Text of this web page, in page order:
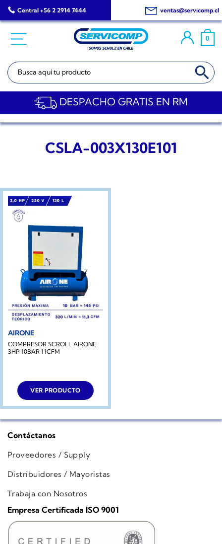
Saltar
al
Central +56 2 2914 7444 ventas@servicomp.cl
0
Buscar: BOTÓN DE
DESPACHO GRATIS EN RM
CSLA-003X130E101
AIRONE
COMPRESOR SCROLL AIRONE
3HP 10BAR 11CFM
VER PRODUCTO
Contáctanos
Proveedores / Supply
Distribuidores / Mayoristas
Trabaja con Nosotros
Empresa Certificada ISO 9001